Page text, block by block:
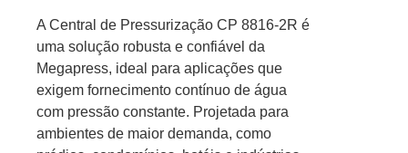
A Central de Pressurização CP 8816-2R é
uma solução robusta e confiável da
Megapress, ideal para aplicações que
exigem fornecimento contínuo de água
com pressão constante. Projetada para
ambientes de maior demanda, como